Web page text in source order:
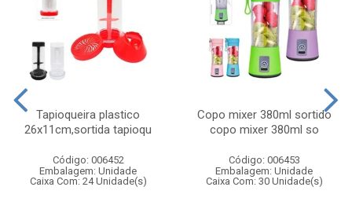
Tapioqueira plastico
26x11cm,sortida tapioqu
Código: 006452
Embalagem: Unidade
Caixa Com: 24 Unidade(s)
Copo mixer 380ml sortido
copo mixer 380ml so
Código: 006453
Embalagem: Unidade
Caixa Com: 30 Unidade(s)